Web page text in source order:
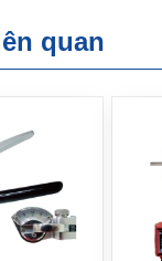
quan